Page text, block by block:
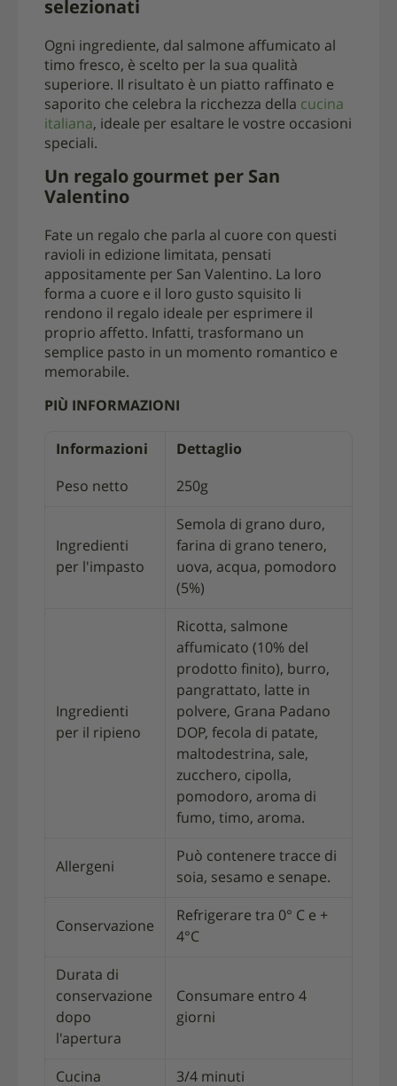
selezionati
Ogni ingrediente, dal salmone affumicato al
timo fresco, è scelto per la sua qualità
superiore. Il risultato è un piatto raffinato e
saporito che celebra la ricchezza della cucina
italiana, ideale per esaltare le vostre occasioni
speciali.
Un regalo gourmet per San
Valentino
Fate un regalo che parla al cuore con questi
ravioli in edizione limitata, pensati
appositamente per San Valentino. La loro
forma a cuore e il loro gusto squisito li
rendono il regalo ideale per esprimere il
proprio affetto. Infatti, trasformano un
semplice pasto in un momento romantico e
memorabile.
PIÙ INFORMAZIONI
Informazioni Dettaglio
Peso netto 250g
Ingredienti
per l'impasto
Semola di grano duro,
farina di grano tenero,
uova, acqua, pomodoro
(5%)
Ingredienti
per il ripieno
Ricotta, salmone
affumicato (10% del
prodotto finito), burro,
pangrattato, latte in
polvere, Grana Padano
DOP, fecola di patate,
maltodestrina, sale,
zucchero, cipolla,
pomodoro, aroma di
fumo, timo, aroma.
Allergeni
Può contenere tracce di
soia, sesamo e senape.
Conservazione
Refrigerare tra 0° C e +
4°C
Durata di
conservazione
dopo
l'apertura
Consumare entro 4
giorni
Cucina 3/4 minuti